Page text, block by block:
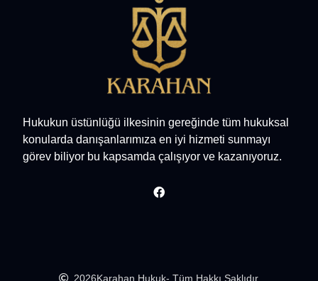
Hukukun üstünlüğü ilkesinin gereğinde tüm hukuksal
konularda danışanlarımıza en iyi hizmeti sunmayı
görev biliyor bu kapsamda çalışıyor ve kazanıyoruz.
2026Karahan Hukuk- Tüm Hakkı Saklıdır.